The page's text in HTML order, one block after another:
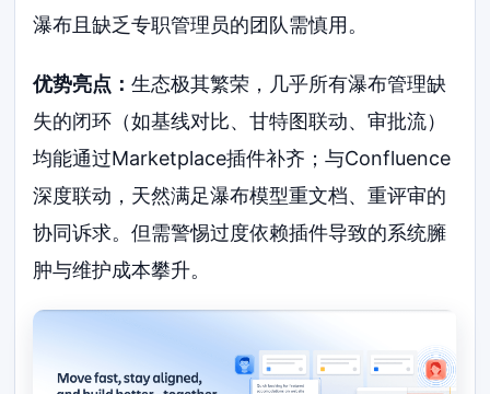
瀑布且缺乏专职管理员的团队需慎用。
优势亮点：生态极其繁荣，几乎所有瀑布管理缺
失的闭环（如基线对比、甘特图联动、审批流）
均能通过Marketplace插件补齐；与Confluence
深度联动，天然满足瀑布模型重文档、重评审的
协同诉求。但需警惕过度依赖插件导致的系统臃
肿与维护成本攀升。